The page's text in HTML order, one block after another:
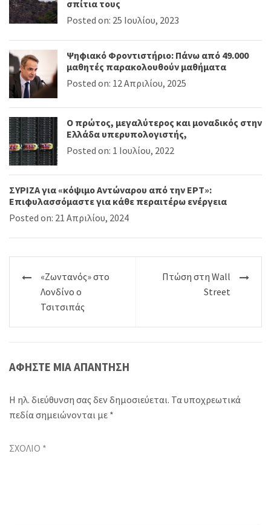
σπίτια τους
Posted on: 25 Ιουλίου, 2023
Ψηφιακό Φροντιστήριο: Πάνω από 49.000
μαθητές παρακολουθούν μαθήματα
Posted on: 12 Απριλίου, 2025
Ο πρώτος, μεγαλύτερος και μοναδικός στην
Ελλάδα υπερυπολογιστής,
Posted on: 1 Ιουλίου, 2022
ΣΥΡΙΖΑ για «κόψιμο Αντώναρου από την ΕΡΤ»:
Επιφυλασσόμαστε για κάθε περαιτέρω ενέργεια
Posted on: 21 Απριλίου, 2024
Πλοήγηση
άρθρων
«Ζωντανός» στο
Λονδίνο ο
Τσιτσιπάς
Πτώση στη Wall
Street
ΑΦΉΣΤΕ ΜΙΑ ΑΠΆΝΤΗΣΗ
Η ηλ. διεύθυνση σας δεν δημοσιεύεται. Τα υποχρεωτικά
πεδία σημειώνονται με *
ΣΧΌΛΙΟ *